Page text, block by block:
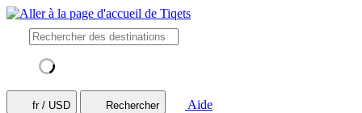
fr / USD Rechercher
Aide